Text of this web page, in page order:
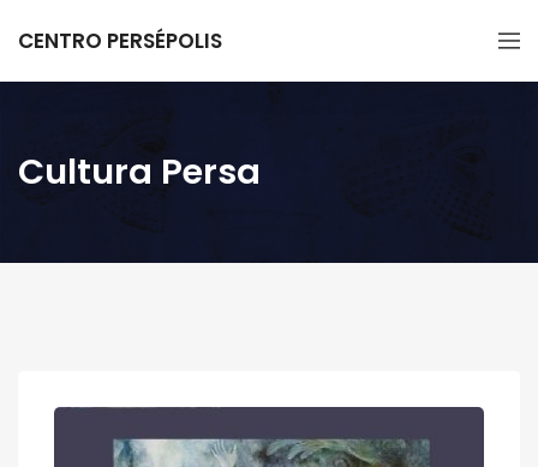
CENTRO PERSÉPOLIS
Cultura Persa